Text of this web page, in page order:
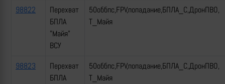
98822
Перехват
БПЛА
"Майя"
ВСУ
50оббпс,FPV,попадание,БПЛА_С,ДронПВО,
Т_Майя
98823
Перехват
БПЛА
50оббпс,FPV,попадание,БПЛА_С,ДронПВО,
Т_Майя